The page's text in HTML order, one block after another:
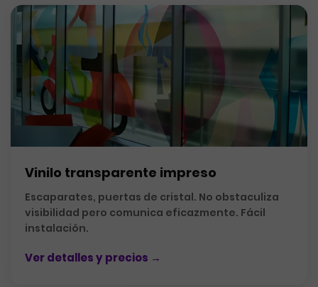
Vinilo transparente impreso
Escaparates, puertas de cristal. No obstaculiza
visibilidad pero comunica eficazmente. Fácil
instalación.
Ver detalles y precios →